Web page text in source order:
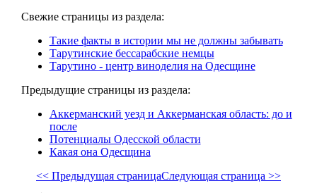
Свежие страницы из раздела:
Такие факты в истории мы не должны забывать
Тарутинские бессарабские немцы
Тарутино - центр виноделия на Одесщине
Предыдущие страницы из раздела:
Аккерманский уезд и Аккерманская область: до и
после
Потенциалы Одесской области
Какая она Одесщина
<< Предыдущая страницаСледующая страница >>